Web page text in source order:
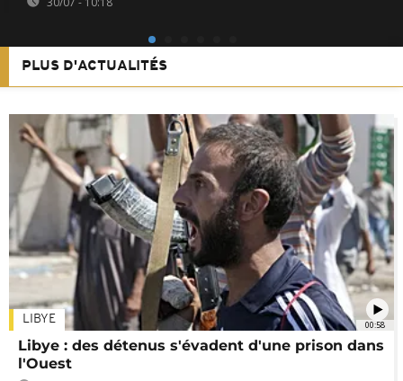
PLUS D'ACTUALITÉS
00:58
LIBYE
Libye : des détenus s'évadent d'une prison dans
l'Ouest